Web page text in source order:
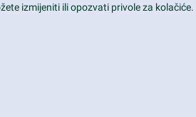
Daily: 9:00 am - 6:00 pm
izmijeniti ili opozvati privole za kolačiće.